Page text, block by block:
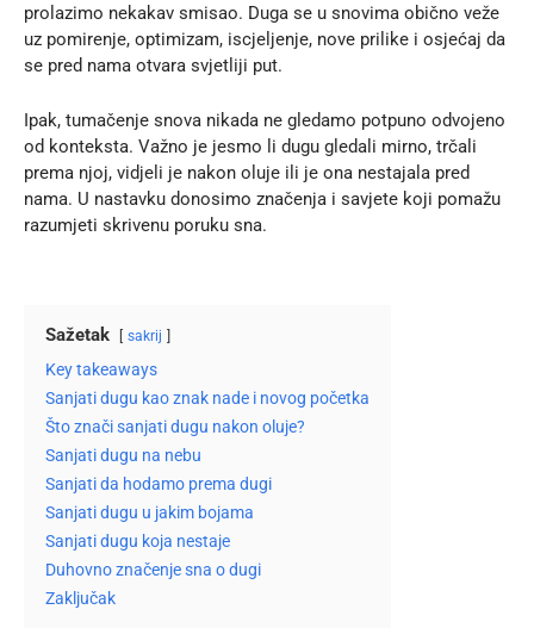
prolazimo nekakav smisao. Duga se u snovima obično veže
uz pomirenje, optimizam, iscjeljenje, nove prilike i osjećaj da
se pred nama otvara svjetliji put.
Ipak, tumačenje snova nikada ne gledamo potpuno odvojeno
od konteksta. Važno je jesmo li dugu gledali mirno, trčali
prema njoj, vidjeli je nakon oluje ili je ona nestajala pred
nama. U nastavku donosimo značenja i savjete koji pomažu
razumjeti skrivenu poruku sna.
Sažetak sakrij
Key takeaways
Sanjati dugu kao znak nade i novog početka
Što znači sanjati dugu nakon oluje?
Sanjati dugu na nebu
Sanjati da hodamo prema dugi
Sanjati dugu u jakim bojama
Sanjati dugu koja nestaje
Duhovno značenje sna o dugi
Zaključak